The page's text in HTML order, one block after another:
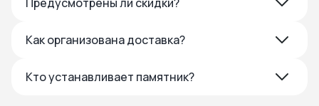
Как организована доставка?
Кто устанавливает памятник?